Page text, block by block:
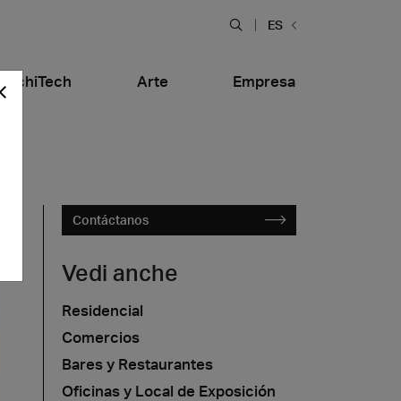
ES
Mármol
Garden
Bares y Restaurantes
Bolero Restaurant
Naklo
ArchiTech Arte Empresa
Contáctanos
Vedi anche
Residencial
Comercios
Bares y Restaurantes
Oficinas y Local de Exposición